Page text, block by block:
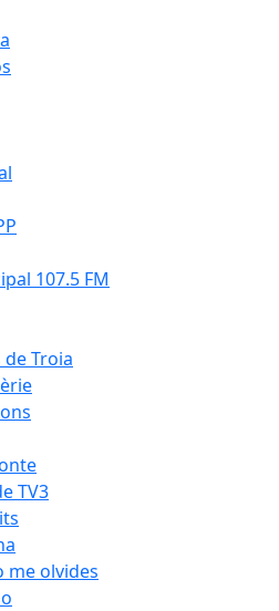
107.5 FM
Troia
TV3
me olvides